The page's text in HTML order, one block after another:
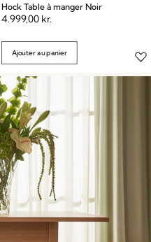
Hock Table à manger Noir
4.999,00 kr.
Ajouter au panier